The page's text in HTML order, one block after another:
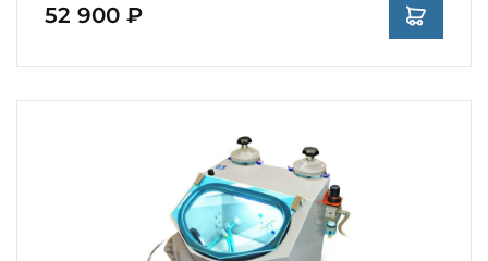
52 900 ₽